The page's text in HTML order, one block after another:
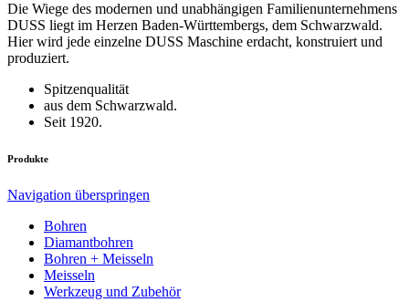
Die Wiege des modernen und unabhängigen Familienunternehmens
DUSS liegt im Herzen Baden-Württembergs, dem Schwarzwald.
Hier wird jede einzelne DUSS Maschine erdacht, konstruiert und
produziert.
Spitzenqualität
aus dem Schwarzwald.
Seit 1920.
Produkte
Navigation überspringen
Bohren
Diamantbohren
Bohren + Meisseln
Meisseln
Werkzeug und Zubehör